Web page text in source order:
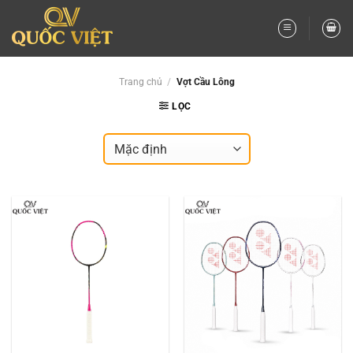
nội
dung
Trang chủ / Vợt Cầu Lông
LỌC